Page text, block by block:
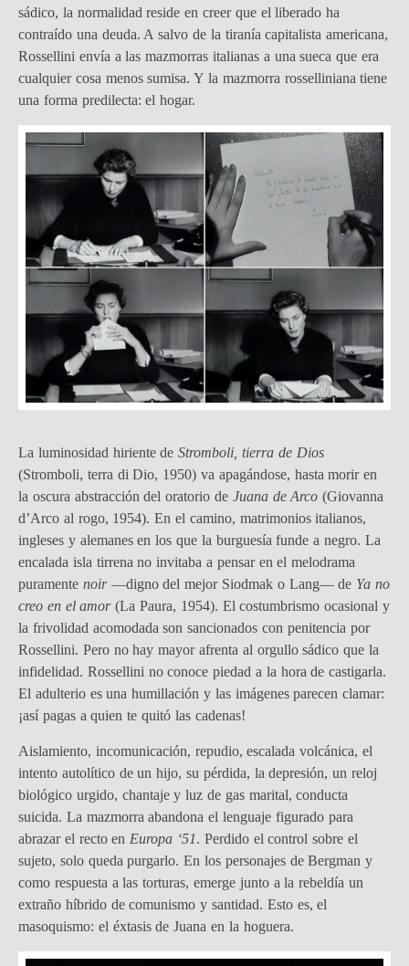
sádico, la normalidad reside en creer que el liberado ha
contraído una deuda. A salvo de la tiranía capitalista americana,
Rossellini envía a las mazmorras italianas a una sueca que era
cualquier cosa menos sumisa. Y la mazmorra rosselliniana tiene
una forma predilecta: el hogar.
La luminosidad hiriente deStromboli, tierra de Dios
(Stromboli, terra di Dio, 1950) va apagándose, hasta morir en
la oscura abstracción del oratorio de Juana de Arco(Giovanna
d’Arco al rogo, 1954). En el camino, matrimonios italianos,
ingleses y alemanes en los que la burguesía funde a negro. La
encalada isla tirrena no invitaba a pensar en el melodrama
puramente noir—digno del mejor Siodmak o Lang— de Ya no
creo en el amor(La Paura, 1954). El costumbrismo ocasional y
la frivolidad acomodada son sancionados con penitencia por
Rossellini. Pero no hay mayor afrenta al orgullo sádico que la
infidelidad. Rossellini no conoce piedad a la hora de castigarla.
El adulterio es una humillación y las imágenes parecen clamar:
¡así pagas a quien te quitó las cadenas!
Aislamiento, incomunicación, repudio, escalada volcánica, el
intento autolítico de un hijo, su pérdida, la depresión, un reloj
biológico urgido, chantaje y luz de gas marital, conducta
suicida. La mazmorra abandona el lenguaje figurado para
abrazar el recto en Europa ‘51. Perdido el control sobre el
sujeto, solo queda purgarlo. En los personajes de Bergman y
como respuesta a las torturas, emerge junto a la rebeldía un
extraño híbrido de comunismo y santidad. Esto es, el
masoquismo: el éxtasis de Juana en la hoguera.